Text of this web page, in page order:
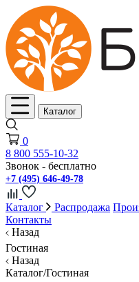
Каталог
0
8 800 555-10-32
Звонок - бесплатно
+7 (495) 646-49-78
Каталог Распродажа
Контакты
Назад
Гостиная
Назад
Каталог/Гостиная